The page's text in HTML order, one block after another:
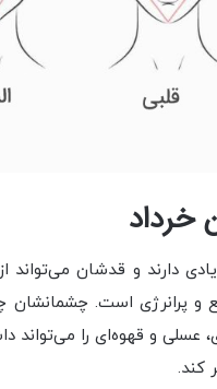
خرداد
دارند و قدشان
و پرانرژی است.
عسلی و قهوه‌ای را می‌تواند
کند.